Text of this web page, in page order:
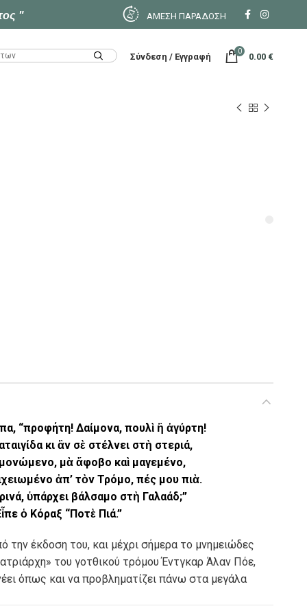
" ΑΜΕΣΗ ΠΑΡΑΔΟΣΗ
Σύνδεση / Εγγραφή 0 0.00 €
“προφήτη! Δαίμονα, πουλὶ ἢ ἀγύρτη!
κι ἂν σὲ στέλνει στὴ στεριά,
μὰ ἄφοβο καὶ μαγεμένο,
ἀπ’ τὸν Τρόμο, πές μου πιὰ.
ὑπάρχει βάλσαμο στὴ Γαλαάδ;”
ὁ Κόραξ “Ποτὲ Πιά.”
την έκδοση του, και μέχρι σήμερα το μνημειώδες
του γοτθικού τρόμου Έντγκαρ Άλαν Πόε,
όπως και να προβληματίζει πάνω στα μεγάλα